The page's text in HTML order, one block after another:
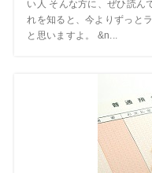
い人 そんな方に、ぜひ読ん
れを知ると、今よりずっと
と思いますよ。 &n...